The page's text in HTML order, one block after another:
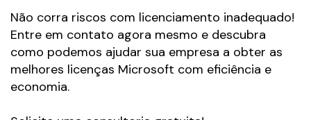
Não corra riscos com licenciamento inadequado!
Entre em contato agora mesmo e descubra
como podemos ajudar sua empresa a obter as
melhores licenças Microsoft com eficiência e
economia.